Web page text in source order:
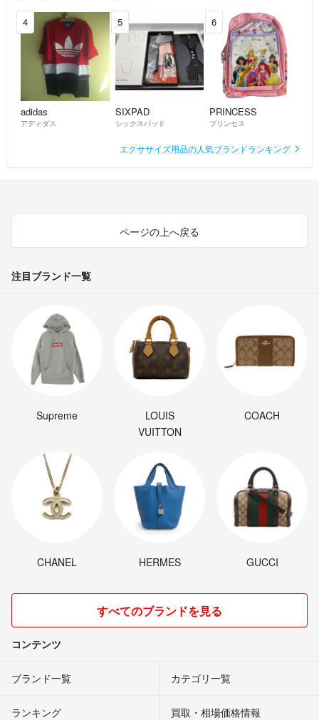
4
adidas
アディダス
5
SIXPAD
シックスパッド
6
PRINCESS
プリンセス
エクササイズ用品の人気ブランドランキング
ページの上へ戻る
注目ブランド一覧
Supreme
LOUIS
VUITTON
COACH
CHANEL HERMES GUCCI
すべてのブランドを見る
コンテンツ
ブランド一覧 カテゴリ一覧
ランキング 買取・相場価格情報